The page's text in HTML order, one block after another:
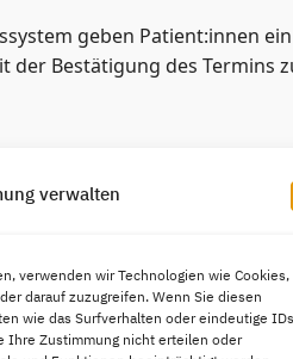
verwalten
verwenden wir Technologien wie Cookies,
darauf zuzugreifen. Wenn Sie diesen
wie das Surfverhalten oder eindeutige IDs
Ihre Zustimmung nicht erteilen oder
geben Patient:innen
Bestätigung des Termins
Coaching und
und